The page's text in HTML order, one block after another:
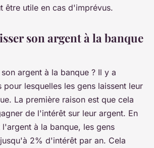
être utile en cas d'imprévus.
son argent à la banque
argent à la banque ? Il y a
pour lesquelles les gens laissent leur
La première raison est que cela
de l'intérêt sur leur argent. En
à la banque, les gens
2% d'intérêt par an. Cela